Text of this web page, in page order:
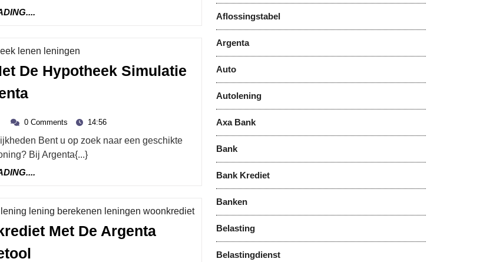
Met
Gemak
lenen leningen
De Hypotheek Simulatie
Ontdek
Financiële
Opties
Met
De
Simulatie
Van
Argenta
zwart- 0 Comments 14:56
Bij Argenta{...}
lening berekenen leningen woonkredietCategory
Met De Argenta
Aflossingstabel
Argenta
Auto
Autolening
Axa Bank
Bank
Bank Krediet
Banken
Belasting
Belastingdienst